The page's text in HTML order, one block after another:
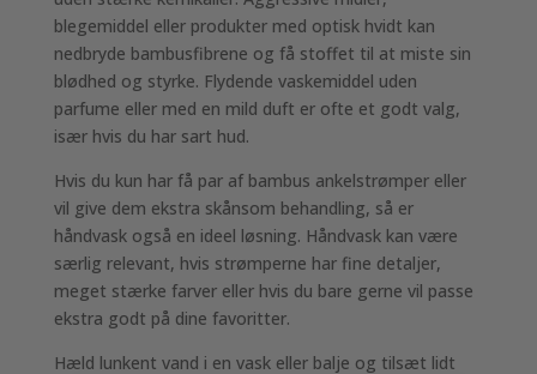
blegemiddel eller produkter med optisk hvidt kan
nedbryde bambusfibrene og få stoffet til at miste sin
blødhed og styrke. Flydende vaskemiddel uden
parfume eller med en mild duft er ofte et godt valg,
især hvis du har sart hud.
Hvis du kun har få par af bambus ankelstrømper eller
vil give dem ekstra skånsom behandling, så er
håndvask også en ideel løsning. Håndvask kan være
særlig relevant, hvis strømperne har fine detaljer,
meget stærke farver eller hvis du bare gerne vil passe
ekstra godt på dine favoritter.
Hæld lunkent vand i en vask eller balje og tilsæt lidt